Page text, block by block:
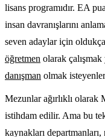
lisans programıdır. EA
insan davranışlarını
seven adaylar için
öğretmen olarak
danışman olmak
Mezunlar ağırlıklı olarak
istihdam edilir. Ama bu
kaynakları